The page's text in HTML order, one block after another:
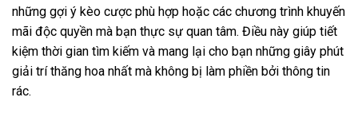
những gợi ý kèo cược phù hợp hoặc các chương trình khuyến
mãi độc quyền mà bạn thực sự quan tâm. Điều này giúp tiết
kiệm thời gian tìm kiếm và mang lại cho bạn những giây phút
giải trí thăng hoa nhất mà không bị làm phiền bởi thông tin
rác.